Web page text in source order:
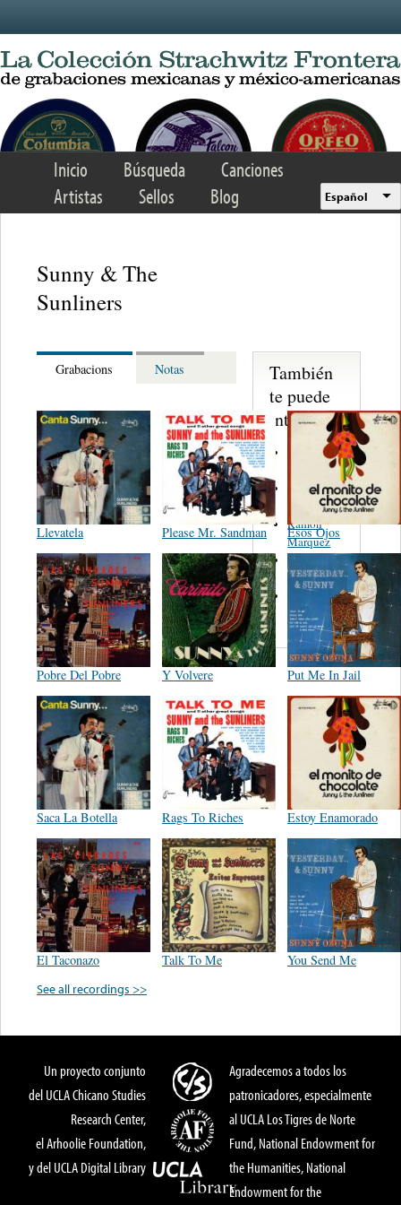
Inicio Búsqueda
Canciones
Artistas
Sellos Blog Español
Sunny & The
Sunliners
Grabacions Notas
Llevatela Please Mr. Sandman Esos Ojos
Pobre Del Pobre Y Volvere Put Me In Jail
Saca La Botella Rags To Riches Estoy Enamorado
El Taconazo Talk To Me
You Send Me
See all recordings >>
También
te puede
interesar...
Los Tres
Caballeros
El Ciego
Melquíades
Ramon
Marquez
Anselmo
Alvarado
Juan
Reynoso
Un proyecto conjunto
del UCLA Chicano Studies
Research Center,
el Arhoolie Foundation,
y del UCLA Digital Library
Agradecemos a todos los
patronicadores, especialmente
al UCLA Los Tigres de Norte
Fund, National Endowment for
the Humanities, National
Endowment for the